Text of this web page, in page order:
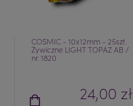
COSMIC - 10x12mm - 25szt.
Żywiczne LIGHT TOPAZ AB /
nr. 1820
24,00 zł